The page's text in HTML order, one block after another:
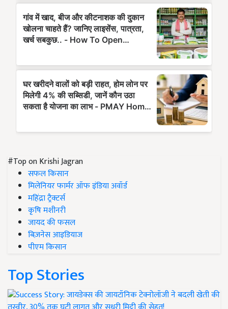
#Top on Krishi Jagran
सफल किसान
मिलेनियर फार्मर ऑफ इंडिया अवॉर्ड
महिंद्रा ट्रैक्टर्स
कृषि मशीनरी
जायद की फसल
बिज़नेस आइडियाज
पीएम किसान
Top Stories